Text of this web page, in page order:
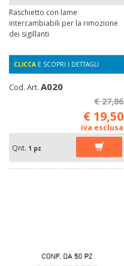
Raschietto con lame
intercambiabili per la rimozione
dei sigillanti
CLICCA E SCOPRI I DETTAGLI
Cod. Art. A020
€ 27,86
€ 19,50
iva esclusa
Qnt. 1 pz